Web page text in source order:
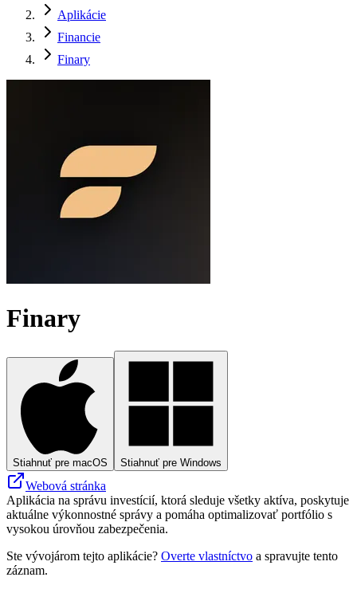
Aplikácie
Financie
Finary
Finary
Stiahnuť pre macOS Stiahnuť pre Windows
Webová stránka
Aplikácia na správu investícií, ktorá sleduje všetky aktíva, poskytuje
aktuálne výkonnostné správy a pomáha optimalizovať portfólio s
vysokou úrovňou zabezpečenia.
Ste vývojárom tejto aplikácie? Overte vlastníctvo a spravujte tento
záznam.